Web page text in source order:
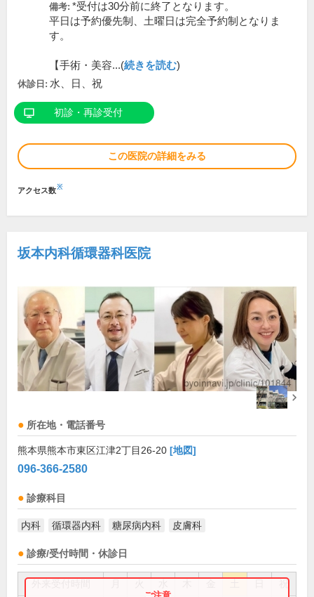
備考: *受付は30分前に終了となります。
平日は予約優先制、土曜日は完全予約制となりま
す。
【手術・美容...(続きを読む)
休診日: 水、日、祝
初診・再診受付
この医院の詳細をみる
アクセス数※
坂本内科循環器科医院
所在地・電話番号
熊本県熊本市東区江津2丁目26-20 [地図]
096-366-2580
診療科目
内科 循環器内科 糖尿病内科 皮膚科
診療/受付時間・休診日
祝